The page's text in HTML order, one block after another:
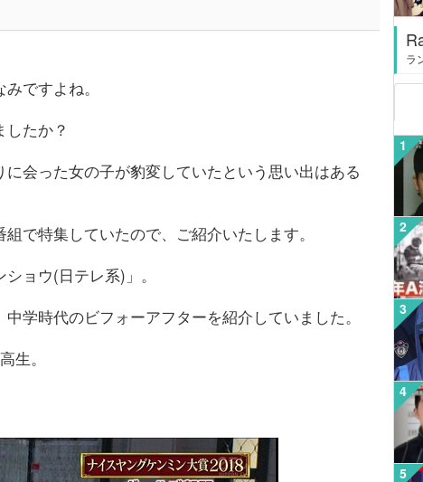
ですよね。
たか？
会った女の子が豹変していたという思い出はある
で特集していたので、ご紹介いたします。
ョウ(日テレ系)」。
学時代のビフォーアフターを紹介していました。
生。
ラ
1
2
3
4
5